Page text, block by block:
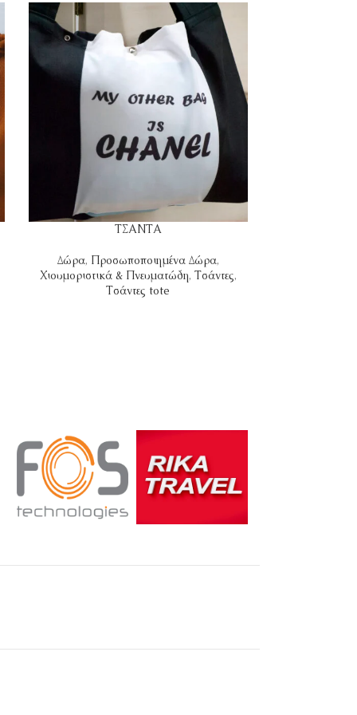
ΤΣΑΝΤΑ
Δώρα, Προσωποποιημένα Δώρα,
Χιουμοριστικά & Πνευματώδη, Τσάντες,
Τσάντες tote